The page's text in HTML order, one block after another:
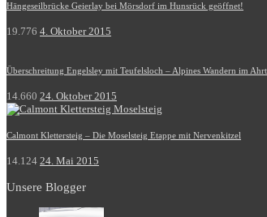
Hängeseilbrücke Geierlay bei Mörsdorf im Hunsrück geöffnet!
19.776 4. Oktober 2015
Überschreitung Engelsley mit Teufelsloch – Alpines Wandern im
14.660 24. Oktober 2015
Calmont Klettersteig – Die Moselsteig Etappe mit Nervenkitzel
14.124 24. Mai 2015
Unsere Blogger